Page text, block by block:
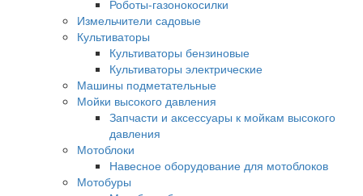
Роботы-газонокосилки
Измельчители садовые
Культиваторы
Культиваторы бензиновые
Культиваторы электрические
Машины подметательные
Мойки высокого давления
Запчасти и аксессуары к мойкам высокого
давления
Мотоблоки
Навесное оборудование для мотоблоков
Мотобуры